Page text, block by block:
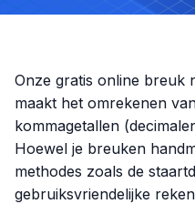
Onze gratis online breuk
maakt het omrekenen
kommagetallen
Hoewel je breuken
methodes zoals de
gebruiksvriendelijke